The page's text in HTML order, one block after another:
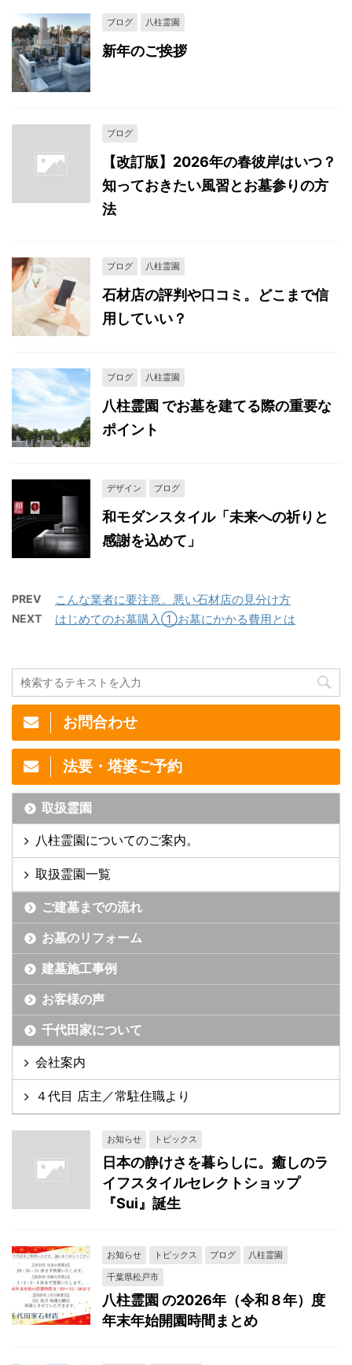
ブログ 八柱霊園
新年のご挨拶
ブログ
【改訂版】2026年の春彼岸はいつ？
知っておきたい風習とお墓参りの方
法
ブログ 八柱霊園
石材店の評判や口コミ。どこまで信
用していい？
ブログ 八柱霊園
八柱霊園 でお墓を建てる際の重要な
ポイント
デザイン ブログ
和モダンスタイル「未来への祈りと
感謝を込めて」
PREV こんな業者に要注意。悪い石材店の見分け方
NEXT はじめてのお墓購入①お墓にかかる費用とは
お問合わせ
法要・塔婆ご予約
取扱霊園
八柱霊園についてのご案内。
取扱霊園一覧
ご建墓までの流れ
お墓のリフォーム
建墓施工事例
お客様の声
千代田家について
会社案内
４代目 店主／常駐住職より
お知らせ トピックス
日本の静けさを暮らしに。癒しのラ
イフスタイルセレクトショップ
『Sui』誕生
お知らせ トピックス ブログ
八柱霊園
千葉県松戸市
八柱霊園 の2026年（令和８年）度
年末年始開園時間まとめ